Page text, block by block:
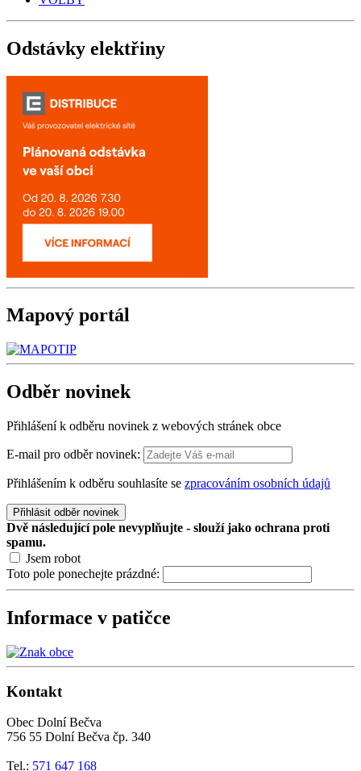
Odstávky elektřiny
Mapový portál
Odběr novinek
Přihlášení k odběru novinek z webových stránek obce
E-mail pro odběr novinek:
Přihlášením k odběru souhlasíte se zpracováním osobních údajů
Přihlásit odběr novinek
Dvě následující pole nevyplňujte - slouží jako ochrana proti
spamu.
Jsem robot
Toto pole ponechejte prázdné:
Informace v patičce
Kontakt
Obec Dolní Bečva
756 55 Dolní Bečva čp. 340
Tel.: 571 647 168